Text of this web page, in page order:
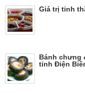
Giá trị tinh
Bánh chưng
tỉnh Điện